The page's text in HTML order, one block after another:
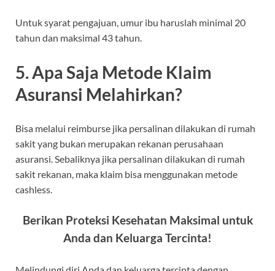
Untuk syarat pengajuan, umur ibu haruslah minimal 20
tahun dan maksimal 43 tahun.
5. Apa Saja Metode Klaim
Asuransi Melahirkan?
Bisa melalui reimburse jika persalinan dilakukan di rumah
sakit yang bukan merupakan rekanan perusahaan
asuransi. Sebaliknya jika persalinan dilakukan di rumah
sakit rekanan, maka klaim bisa menggunakan metode
cashless.
Berikan Proteksi Kesehatan Maksimal untuk
Anda dan Keluarga Tercinta!